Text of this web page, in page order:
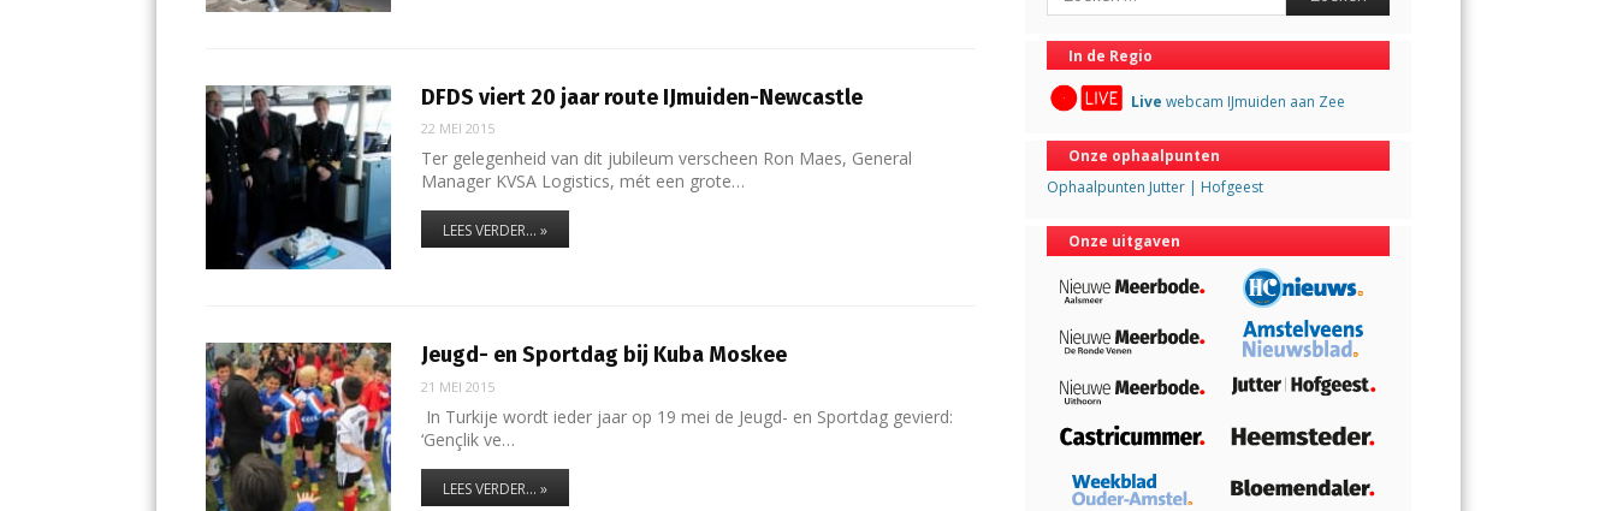
DFDS viert 20 jaar route IJmuiden-Newcastle
22 MEI 2015
Ter gelegenheid van dit jubileum verscheen Ron Maes, General
Manager KVSA Logistics, mét een grote…
LEES VERDER... »
Jeugd- en Sportdag bij Kuba Moskee
21 MEI 2015
In Turkije wordt ieder jaar op 19 mei de Jeugd- en Sportdag gevierd:
‘Gençlik ve…
LEES VERDER... »
In de Regio
Live webcam IJmuiden aan Zee
Onze ophaalpunten
Ophaalpunten Jutter | Hofgeest
Onze uitgaven